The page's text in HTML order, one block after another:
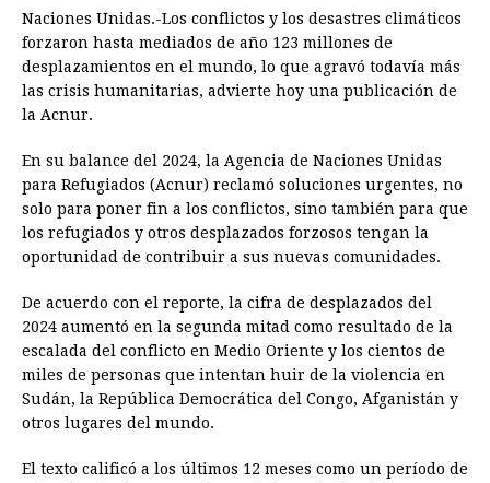
Naciones Unidas.-Los conflictos y los desastres climáticos
forzaron hasta mediados de año 123 millones de
desplazamientos en el mundo, lo que agravó todavía más
las crisis humanitarias, advierte hoy una publicación de
la Acnur.
En su balance del 2024, la Agencia de Naciones Unidas
para Refugiados (Acnur) reclamó soluciones urgentes, no
solo para poner fin a los conflictos, sino también para que
los refugiados y otros desplazados forzosos tengan la
oportunidad de contribuir a sus nuevas comunidades.
De acuerdo con el reporte, la cifra de desplazados del
2024 aumentó en la segunda mitad como resultado de la
escalada del conflicto en Medio Oriente y los cientos de
miles de personas que intentan huir de la violencia en
Sudán, la República Democrática del Congo, Afganistán y
otros lugares del mundo.
El texto calificó a los últimos 12 meses como un período de